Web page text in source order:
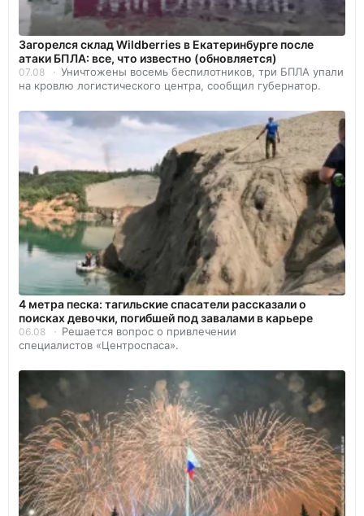
Загорелся склад Wildberries в Екатеринбурге после
атаки БПЛА: все, что известно (обновляется)
07.08
Уничтожены восемь беспилотников, три БПЛА упали
на кровлю логистического центра, сообщил губернатор.
4 метра песка: тагильские спасатели рассказали о
поисках девочки, погибшей под завалами в карьере
06.08
Решается вопрос о привлечении
специалистов «Центроспаса».